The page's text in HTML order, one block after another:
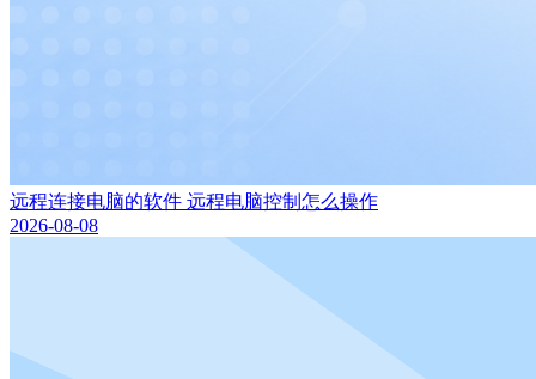
远程连接电脑的软件 远程电脑控制怎么操作
2026-08-08